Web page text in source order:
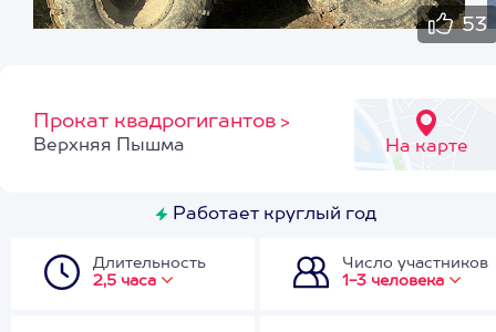
53
Прокат квадрогигантов >
На карте
Верхняя Пышма
Работает круглый год
Длительность
2,5 часа
Число участников
1-3 человека